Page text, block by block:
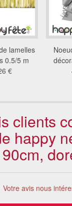
lamelles
0.5/5 m
€
clients
happy
90cm,
Votre avis nous